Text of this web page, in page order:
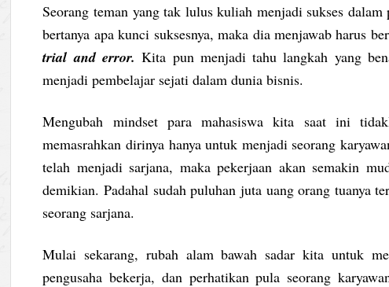
Seorang teman yang tak lulus kuliah menjadi sukses
bertanya apa kunci suksesnya, maka dia menjawab harus
trial and error.Kita pun menjadi tahu langkah yang
menjadi pembelajar sejati dalam dunia bisnis.
Mengubah mindset para mahasiswa kita saat ini
memasrahkan dirinya hanya untuk menjadi seorang
telah menjadi sarjana, maka pekerjaan akan semakin
demikian. Padahal sudah puluhan juta uang orang tuanya
seorang sarjana.
Mulai sekarang, rubah alam bawah sadar kita untuk
pengusaha bekerja, dan perhatikan pula seorang